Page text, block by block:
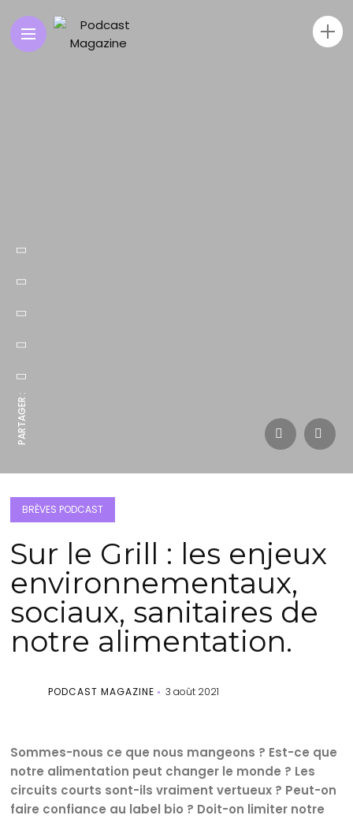
PARTAGER :
BRÈVES PODCAST
Sur le Grill : les enjeux
environnementaux,
sociaux, sanitaires de
notre alimentation.
PODCAST MAGAZINE 3 août 2021
Sommes-nous ce que nous mangeons ? Est-ce que
notre alimentation peut changer le monde ? Les
circuits courts sont-ils vraiment vertueux ? Peut-on
faire confiance au label bio ? Doit-on limiter notre